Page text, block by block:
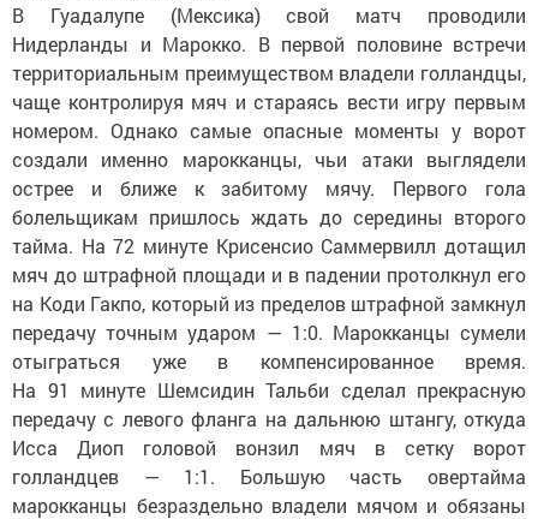
В
Гуадалупе (Мексика) свой матч проводили
Нидерланды и Марокко. В первой половине встречи
территориальным преимуществом владели голландцы,
чаще контролируя мяч и стараясь вести игру первым
номером. Однако самые опасные моменты у ворот
создали именно марокканцы, чьи атаки выглядели
острее и
ближе к
забитому мячу. Первого гола
болельщикам пришлось ждать до середины второго
тайма. На 72 минуте Крисенсио Саммервилл дотащил
мяч до штрафной площади и в падении протолкнул его
на Коди Гакпо, который из пределов штрафной замкнул
передачу точным ударом — 1:0. Марокканцы сумели
отыграться уже в
компенсированное время.
На 91
минуте Шемсидин Тальби сделал прекрасную
передачу с левого фланга на дальнюю штангу, откуда
Исса Диоп головой вонзил мяч в
сетку ворот
голландцев
— 1:1. Большую часть овертайма
марокканцы безраздельно владели мячом и обязаны